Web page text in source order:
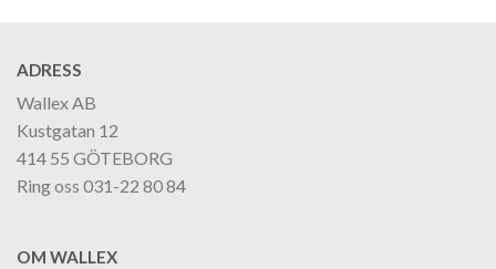
ADRESS
Wallex AB
Kustgatan 12
414 55 GÖTEBORG
Ring oss 031-22 80 84
OM WALLEX